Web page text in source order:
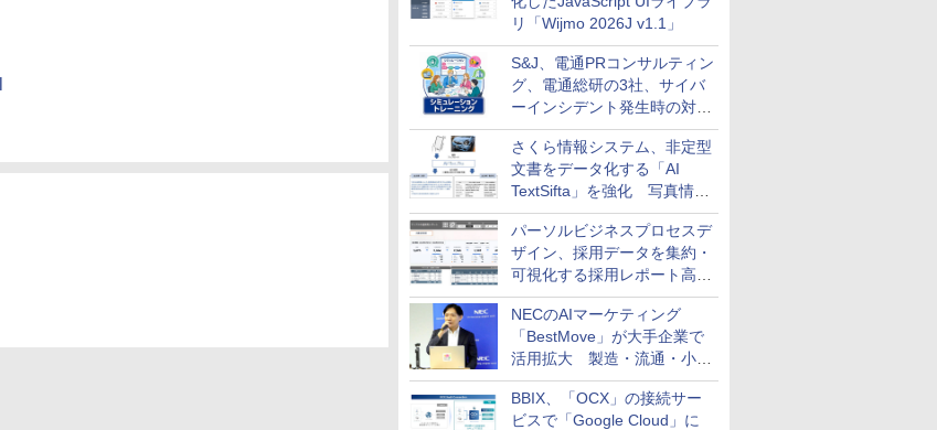
リ「Wijmo 2026J v1.1」
S&J、電通PRコンサルティン
グ、電通総研の3社、サイバ
ーインシデント発生時の対応
と危機管理広報を一体的に訓
練するプログラムを提供
さくら情報システム、非定型
文書をデータ化する「AI
TextSifta」を強化 写真情報
のデータ化などに対応
パーソルビジネスプロセスデ
ザイン、採用データを集約・
可視化する採用レポート高速
化サービスを提供
NECのAIマーケティング
「BestMove」が大手企業で
活用拡大 製造・流通・小売
企業・広告代理店などが実装
フェーズへ
BBIX、「OCX」の接続サー
ビスで「Google Cloud」に